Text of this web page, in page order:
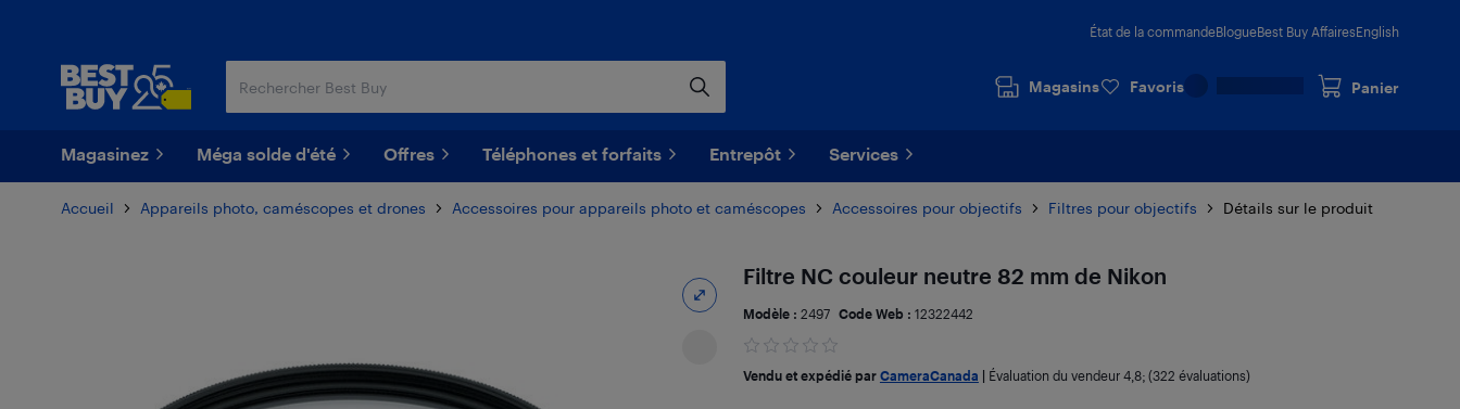
État de la commandeBlogueBest Buy AffairesEnglish
Magasins Favoris Panier
Magasinez Méga solde d'été Offres Téléphones et forfaits Entrepôt Services
Accueil Appareils photo, caméscopes et drones Accessoires pour appareils photo et caméscopes Accessoires pour objectifs Filtres pour objectifs Détails sur le produit
Filtre NC couleur neutre 82 mm de Nikon
Modèle : 2497 Code Web : 12322442
Vendu et expédié par CameraCanada Évaluation du vendeur 4,8; (322 évaluations)